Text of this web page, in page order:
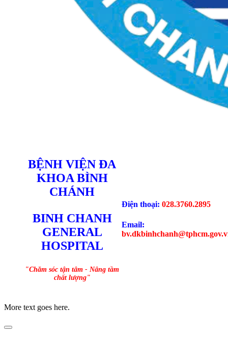
BỆNH VIỆN ĐA
KHOA BÌNH
CHÁNH
BINH CHANH
GENERAL
HOSPITAL
"Chăm sóc tận tâm - Nâng tầm
chất lượng"
Điện thoại: 028.3760.2895
Email:
More text goes here.